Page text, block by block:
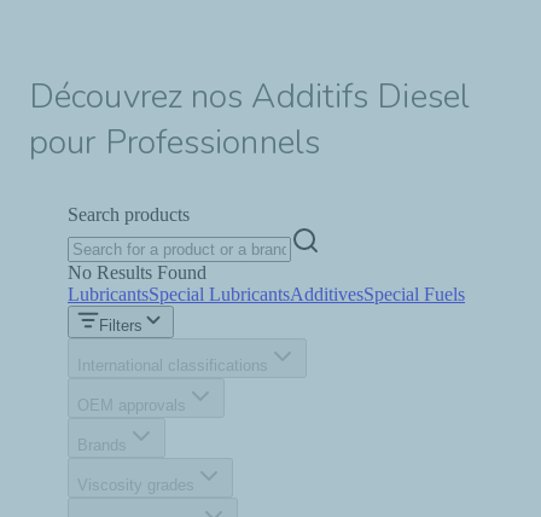
Découvrez nos Additifs Diesel
pour Professionnels